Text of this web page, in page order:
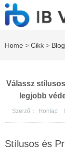
Home > Cikk > Blog
Válassz
legjobb
Szerző： Honlap
Stílusos és